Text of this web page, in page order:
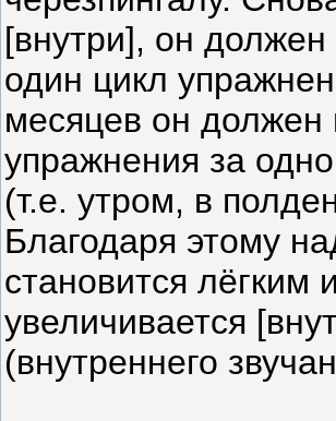
[внутри], он должен
один цикл
месяцев он должен
упражнения за
(т.е. утром, в
Благодаря этому
становится
увеличивается
(внутреннего